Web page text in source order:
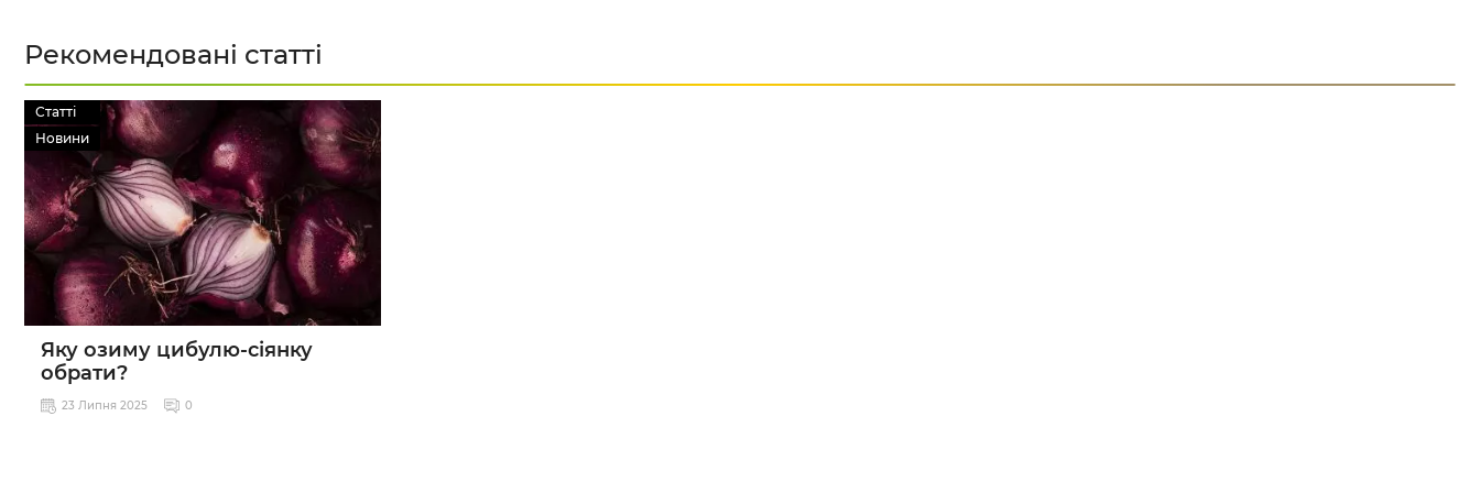
Рекомендовані статті
Статті
Новини
Яку озиму цибулю-сіянку
обрати?
23 Липня 2025 0